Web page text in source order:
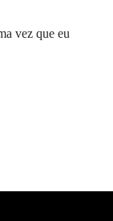
vez que eu